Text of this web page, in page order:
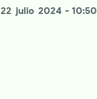
22 julio 2024 - 10:50